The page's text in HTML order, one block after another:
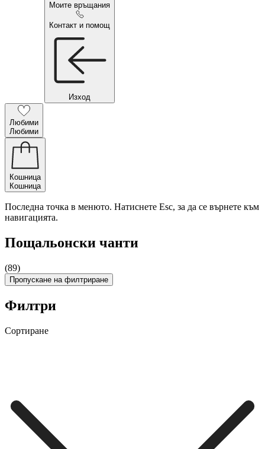
Моите връщания
Контакт и помощ
Изход
Любими
Любими
Кошница
Кошница
Последна точка в менюто. Натиснете Esc, за да се върнете към
навигацията.
Пощальонски чанти
(89)
Пропускане на филтриране
Филтри
Сортиране